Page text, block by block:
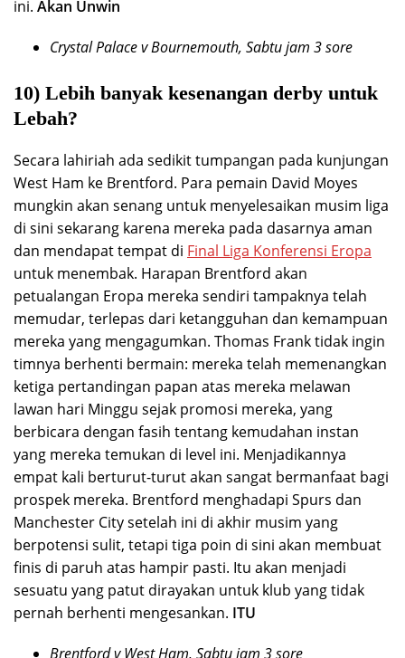
ini. Akan Unwin
Crystal Palace v Bournemouth, Sabtu jam 3 sore
10) Lebih banyak kesenangan derby untuk
Lebah?
Secara lahiriah ada sedikit tumpangan pada kunjungan
West Ham ke Brentford. Para pemain David Moyes
mungkin akan senang untuk menyelesaikan musim liga
di sini sekarang karena mereka pada dasarnya aman
dan mendapat tempat di Final Liga Konferensi Eropa
untuk menembak. Harapan Brentford akan
petualangan Eropa mereka sendiri tampaknya telah
memudar, terlepas dari ketangguhan dan kemampuan
mereka yang mengagumkan. Thomas Frank tidak ingin
timnya berhenti bermain: mereka telah memenangkan
ketiga pertandingan papan atas mereka melawan
lawan hari Minggu sejak promosi mereka, yang
berbicara dengan fasih tentang kemudahan instan
yang mereka temukan di level ini. Menjadikannya
empat kali berturut-turut akan sangat bermanfaat bagi
prospek mereka. Brentford menghadapi Spurs dan
Manchester City setelah ini di akhir musim yang
berpotensi sulit, tetapi tiga poin di sini akan membuat
finis di paruh atas hampir pasti. Itu akan menjadi
sesuatu yang patut dirayakan untuk klub yang tidak
pernah berhenti mengesankan. ITU
Brentford v West Ham, Sabtu jam 3 sore